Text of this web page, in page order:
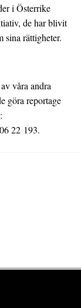
i Österrike
de har blivit
sina rättigheter.
våra andra
göra reportage
22 193.